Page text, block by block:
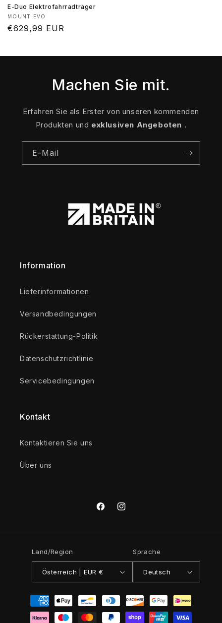
E-Duo Elektrofahrradträger
Anbieter:
MOUNT EVO
Normaler
€629,99 EUR
Machen Sie mit.
Erfahren Sie als Erster von unseren kommenden
Produkten und exklusiven Angeboten .
E-Mail
Information
Lieferinformationen
Versandbedingungen
Rückerstattung-Politik
Datenschutzrichtlinie
Servicebedingungen
Kontakt
Kontaktieren Sie uns
Über uns
FacebookInstagram
Land/Region
Österreich | EUR €
Sprache
Deutsch
Zahlungsmethoden